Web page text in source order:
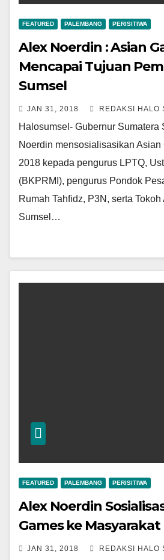
FEATURED PALEMBANG PERISITIWA
Alex Noerdin : Asian
Mencapai Tujuan
Sumsel
JAN 31, 2018 REDAKSI HALO
Halosumsel- Gubernur Sumatera
Noerdin mensosialisasikan Asian
2018 kepada pengurus LPTQ,
(BKPRMI), pengurus Pondok
Rumah Tahfidz, P3N, serta Tokoh
Sumsel…
FEATURED PALEMBANG PERISITIWA
Alex Noerdin
Games ke Masyarakat
JAN 31, 2018 REDAKSI HALO